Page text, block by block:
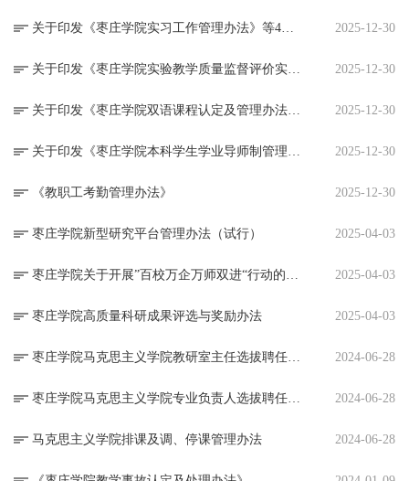
关于印发《枣庄学院实习工作管理办法》等4个文件的通知 2025-12-30
关于印发《枣庄学院实验教学质量监督评价实施办法》《枣庄学院实验教学改革研究项目实施办法》的通知 2025-12-30
关于印发《枣庄学院双语课程认定及管理办法》的通知 2025-12-30
关于印发《枣庄学院本科学生学业导师制管理办法》的通知 2025-12-30
《教职工考勤管理办法》 2025-12-30
枣庄学院新型研究平台管理办法（试行） 2025-04-03
枣庄学院关于开展”百校万企万师双进“行动的实施方案（2024-2026） 2025-04-03
枣庄学院高质量科研成果评选与奖励办法 2025-04-03
枣庄学院马克思主义学院教研室主任选拔聘任及考核办法（试行） 2024-06-28
枣庄学院马克思主义学院专业负责人选拔聘任及考核办法（试行） 2024-06-28
马克思主义学院排课及调、停课管理办法 2024-06-28